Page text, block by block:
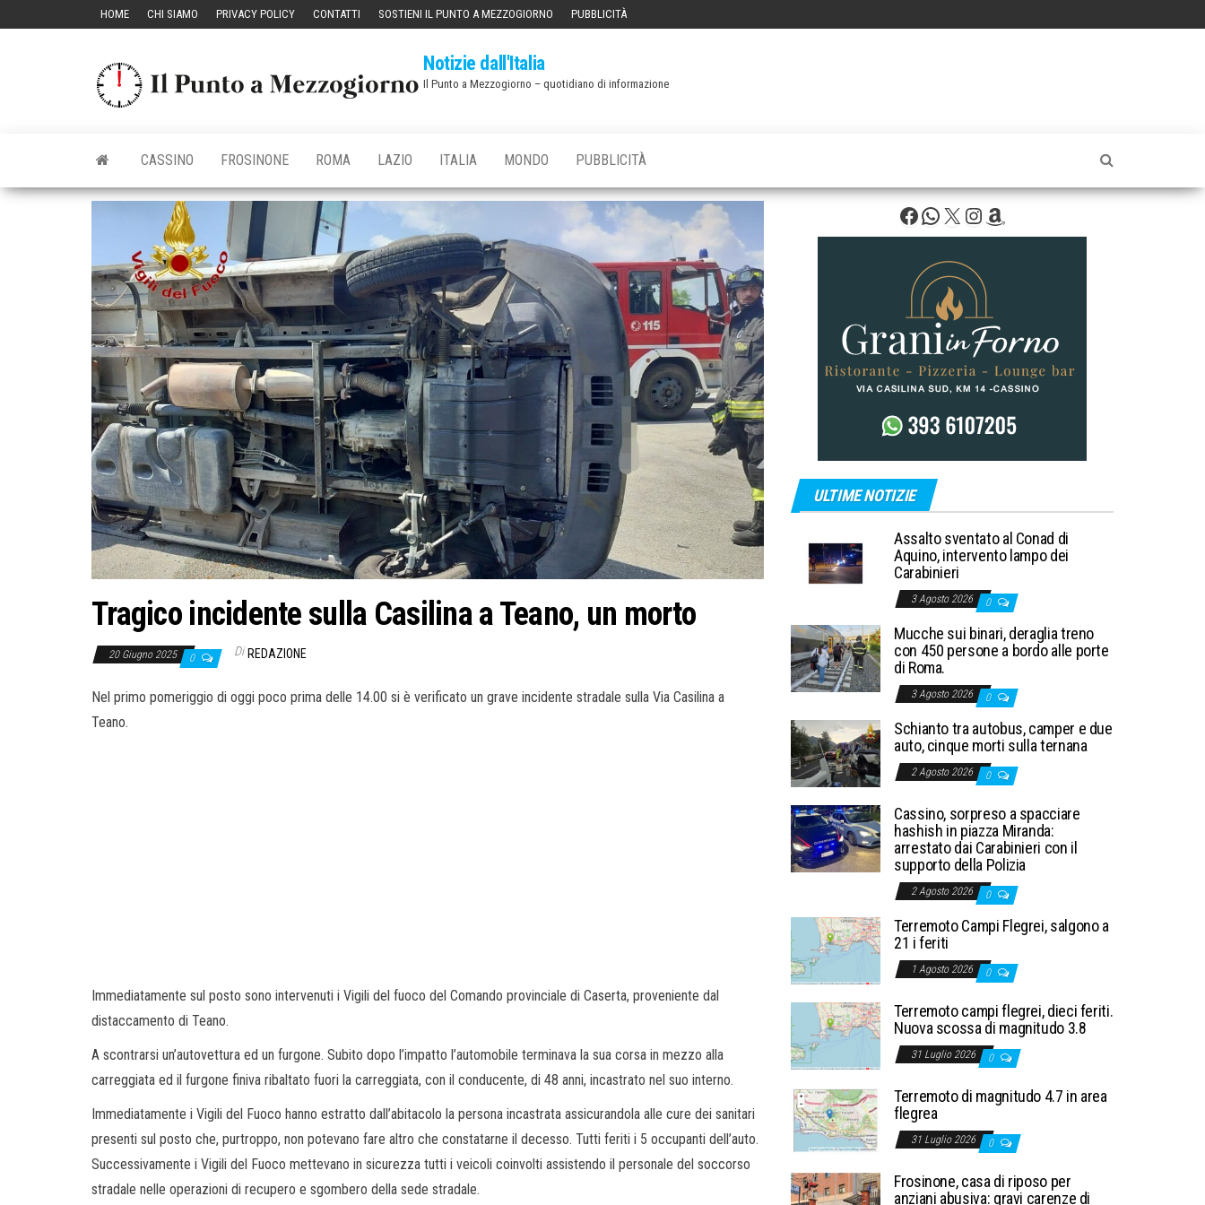
HOME CHI SIAMO PRIVACY POLICY CONTATTI SOSTIENI IL PUNTO A MEZZOGIORNO PUBBLICITÀ
Notizie dall'Italia
Il Punto a Mezzogiorno – quotidiano di informazione
CASSINO FROSINONE ROMA LAZIO ITALIA MONDO PUBBLICITÀ
Tragico incidente sulla Casilina a Teano, un morto
20 Giugno 2025 0 Di REDAZIONE
Nel primo pomeriggio di oggi poco prima delle 14.00 si è verificato un grave incidente stradale sulla Via Casilina a
Teano.
Immediatamente sul posto sono intervenuti i Vigili del fuoco del Comando provinciale di Caserta, proveniente dal
distaccamento di Teano.
A scontrarsi un’autovettura ed un furgone. Subito dopo l’impatto l’automobile terminava la sua corsa in mezzo alla
carreggiata ed il furgone finiva ribaltato fuori la carreggiata, con il conducente, di 48 anni, incastrato nel suo interno.
Immediatamente i Vigili del Fuoco hanno estratto dall’abitacolo la persona incastrata assicurandola alle cure dei sanitari
presenti sul posto che, purtroppo, non potevano fare altro che constatarne il decesso. Tutti feriti i 5 occupanti dell’auto.
Successivamente i Vigili del Fuoco mettevano in sicurezza tutti i veicoli coinvolti assistendo il personale del soccorso
stradale nelle operazioni di recupero e sgombero della sede stradale.
Facebook
WhatsApp
X Instagram
Amazon
ULTIME NOTIZIE
Assalto sventato al Conad di
Aquino, intervento lampo dei
Carabinieri
3 Agosto 2026 0
Mucche sui binari, deraglia treno
con 450 persone a bordo alle porte
di Roma.
3 Agosto 2026 0
Schianto tra autobus, camper e due
auto, cinque morti sulla ternana
2 Agosto 2026 0
Cassino, sorpreso a spacciare
hashish in piazza Miranda:
arrestato dai Carabinieri con il
supporto della Polizia
2 Agosto 2026 0
Terremoto Campi Flegrei, salgono a
21 i feriti
1 Agosto 2026 0
Terremoto campi flegrei, dieci feriti.
Nuova scossa di magnitudo 3.8
31 Luglio 2026 0
Terremoto di magnitudo 4.7 in area
flegrea
31 Luglio 2026 0
Frosinone, casa di riposo per
anziani abusiva: gravi carenze di